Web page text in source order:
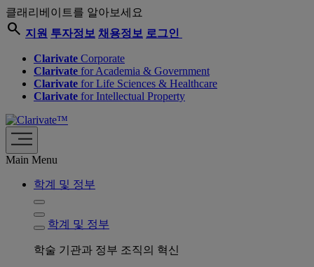
클래리베이트를 알아보세요
search 지원 투자정보 채용정보 로그인
Clarivate Corporate
Clarivate for Academia & Government
Clarivate for Life Sciences & Healthcare
Clarivate for Intellectual Property
Main Menu
학계 및 정부
학계 및 정부
학술 기관과 정부 조직의 혁신